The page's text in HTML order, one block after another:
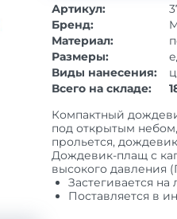
Артикул:
Бренд:
Материал:
Размеры:
Виды нанесения:
Всего на складе:
Компактный
под открытым
прольется,
Дождевик-плащ с
высокого давления
Застегивается на
Поставляется в